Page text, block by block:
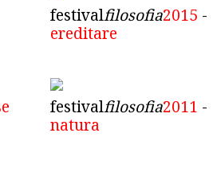
festivalfilosofia2015 -
ereditare
festivalfilosofia2011 -
natura